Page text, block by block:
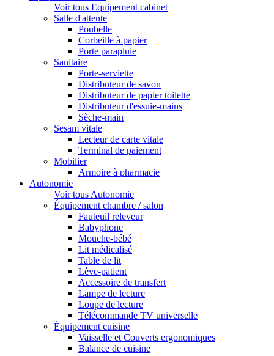
Voir tous Equipement cabinet
Salle d'attente
Poubelle
Corbeille à papier
Porte parapluie
Sanitaire
Porte-serviette
Distributeur de savon
Distributeur de papier toilette
Distributeur d'essuie-mains
Sèche-main
Sesam vitale
Lecteur de carte vitale
Terminal de paiement
Mobilier
Armoire à pharmacie
Autonomie
Voir tous Autonomie
Équipement chambre / salon
Fauteuil releveur
Babyphone
Mouche-bébé
Lit médicalisé
Table de lit
Lève-patient
Accessoire de transfert
Lampe de lecture
Loupe de lecture
Télécommande TV universelle
Équipement cuisine
Vaisselle et Couverts ergonomiques
Balance de cuisine